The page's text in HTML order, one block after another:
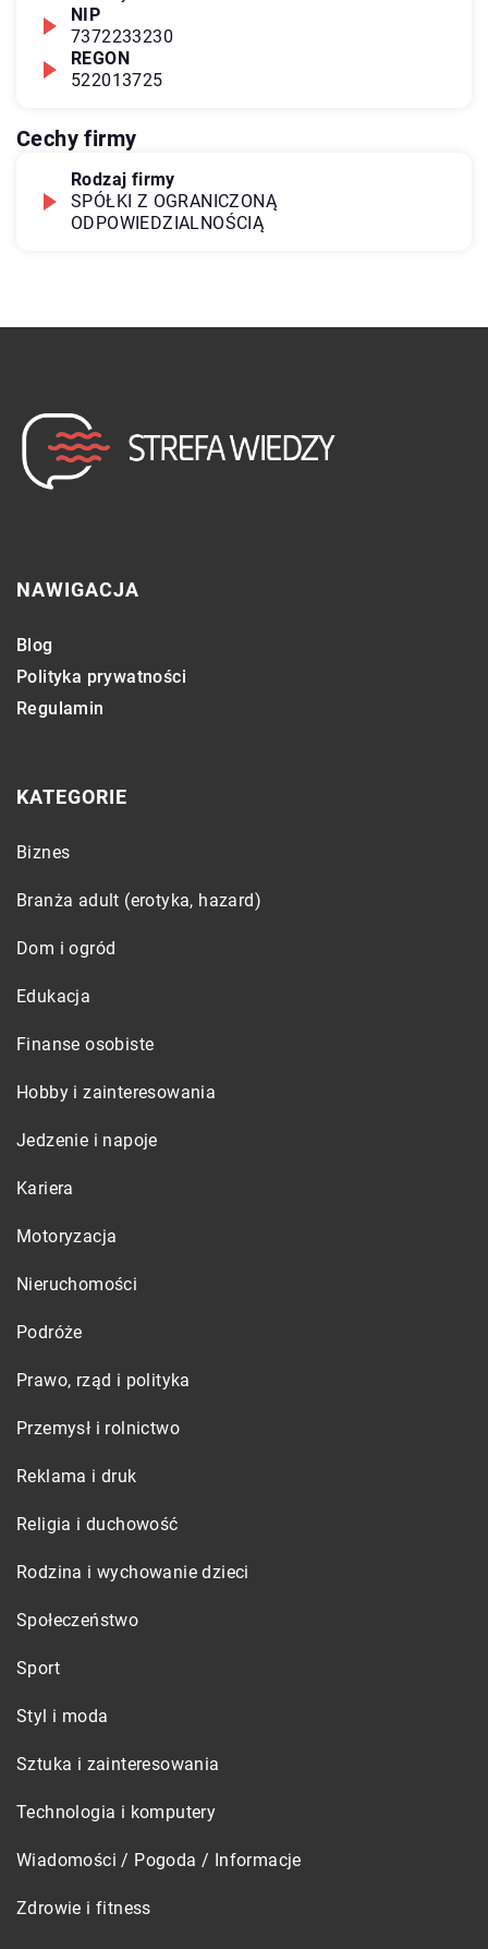
NIP
7372233230
REGON
522013725
Cechy firmy
Rodzaj firmy
SPÓŁKI Z OGRANICZONĄ
ODPOWIEDZIALNOŚCIĄ
NAWIGACJA
Blog
Polityka prywatności
Regulamin
KATEGORIE
Biznes
Branża adult (erotyka, hazard)
Dom i ogród
Edukacja
Finanse osobiste
Hobby i zainteresowania
Jedzenie i napoje
Kariera
Motoryzacja
Nieruchomości
Podróże
Prawo, rząd i polityka
Przemysł i rolnictwo
Reklama i druk
Religia i duchowość
Rodzina i wychowanie dzieci
Społeczeństwo
Sport
Styl i moda
Sztuka i zainteresowania
Technologia i komputery
Wiadomości / Pogoda / Informacje
Zdrowie i fitness